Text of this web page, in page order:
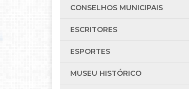
CONSELHOS MUNICIPAIS
ESCRITORES
ESPORTES
MUSEU HISTÓRICO